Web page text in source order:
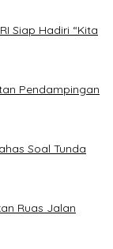
Siap Hadiri “Kita
Pendampingan
Soal Tunda
Ruas Jalan